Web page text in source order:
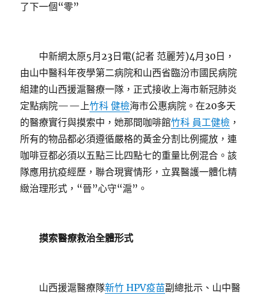
了下一個“零”
中新網太原5月23日電(記者 范麗芳)4月30日，
由山中醫科年夜學第二病院和山西省臨汾市國民病院
組建的山西援滬醫療一隊，正式接收上海市新冠肺炎
定點病院——上竹科 健檢海市公惠病院。在20多天
的醫療實行與摸索中，她那間咖啡館竹科 員工健檢 ，
所有的物品都必須遵循嚴格的黃金分割比例擺放，連
咖啡豆都必須以五點三比四點七的重量比例混合。該
隊應用抗疫經歷，聯合現實情形，立異醫護一體化精
緻治理形式，“晉”心守“滬”。
摸索醫療救治全體形式
山西援滬醫療隊新竹 HPV疫苗副總批示、山中醫